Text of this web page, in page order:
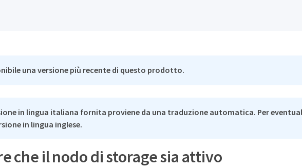
una versione più recente di questo prodotto.
in lingua italiana fornita proviene da una traduzione automatica. Per
in lingua inglese.
che il nodo di storage sia attivo